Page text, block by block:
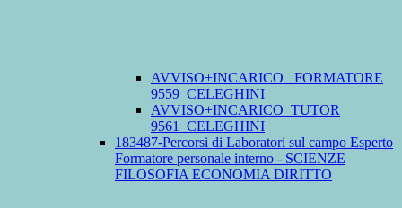
AVVISO+INCARICO_ FORMATORE
9559_CELEGHINI
AVVISO+INCARICO_TUTOR
9561_CELEGHINI
183487-Percorsi di Laboratori sul campo Esperto
Formatore personale interno - SCIENZE
FILOSOFIA ECONOMIA DIRITTO